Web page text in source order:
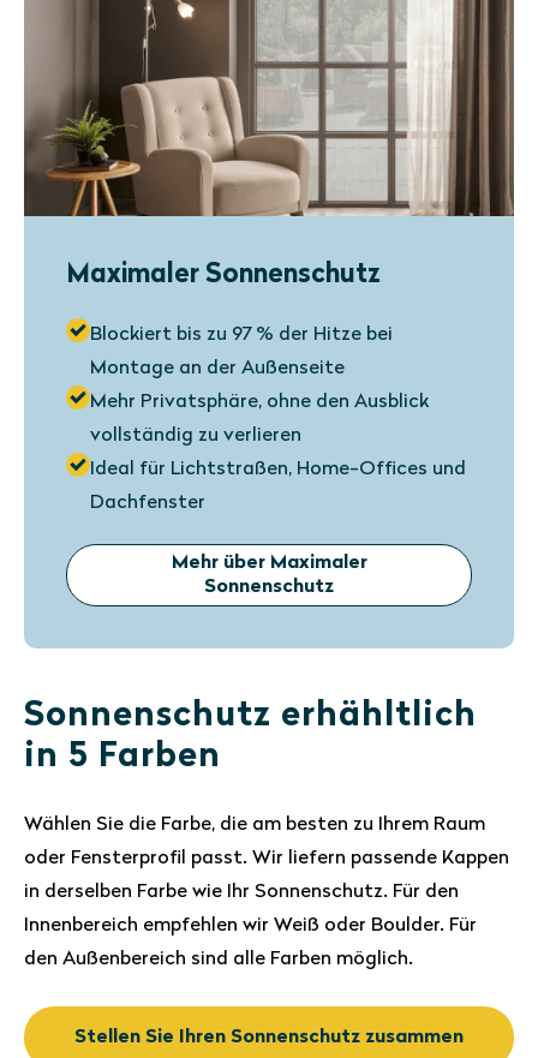
Maximaler Sonnenschutz
Blockiert bis zu 97 % der Hitze bei
Montage an der Außenseite
Mehr Privatsphäre, ohne den Ausblick
vollständig zu verlieren
Ideal für Lichtstraßen, Home-Offices und
Dachfenster
Mehr über Maximaler
Sonnenschutz
Sonnenschutz erhähltlich
in 5 Farben
Wählen Sie die Farbe, die am besten zu Ihrem Raum
oder Fensterprofil passt. Wir liefern passende Kappen
in derselben Farbe wie Ihr Sonnenschutz. Für den
Innenbereich empfehlen wir Weiß oder Boulder. Für
den Außenbereich sind alle Farben möglich.
Stellen Sie Ihren Sonnenschutz zusammen